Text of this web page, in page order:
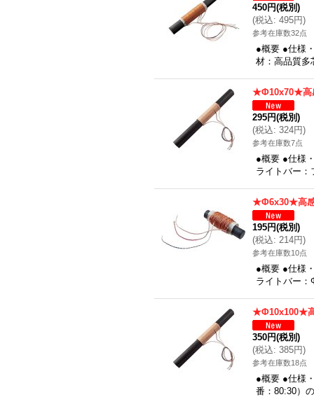
450円(税別)
(税込: 495円)
参考在庫数32点
●概要 ●仕様
材：高品質多
★Φ10x70★高
295円(税別)
(税込: 324円)
参考在庫数7点
●概要 ●仕様
ライトバー
★Φ6x30★高
195円(税別)
(税込: 214円)
参考在庫数10点
●概要 ●仕様
ライトバー
★Φ10x100★
350円(税別)
(税込: 385円)
参考在庫数18点
●概要 ●仕様
番：80:30）